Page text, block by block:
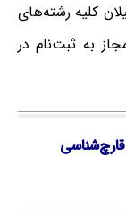
کلیه رشته‌های
به ثبت‌نام در